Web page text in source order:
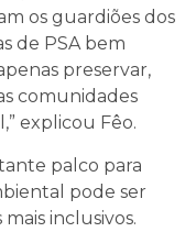
os guardiões dos
de PSA bem
preservar,
comunidades
explicou Fêo.
palco para
pode ser
inclusivos.